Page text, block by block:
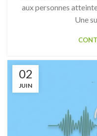
aux personnes
Une
02
JUIN